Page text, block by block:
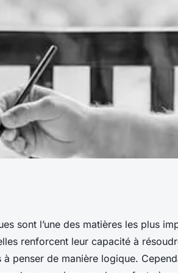
son
sont l’une des matières les plus
renforcent leur capacité à
à penser de manière logique.